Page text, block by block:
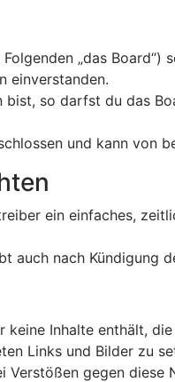
„das
einverstanden.
bist, so darfst du das
und kann von
ein einfaches,
auch nach Kündigung
Inhalte enthält,
Links und Bilder zu
Verstößen gegen